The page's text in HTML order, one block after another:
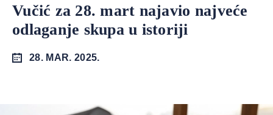
Vučić za 28. mart najavio najveće
odlaganje skupa u istoriji
28. MAR. 2025.